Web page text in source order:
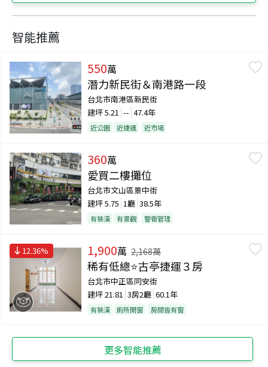
智能推薦
550萬
潛力新民街＆南港路一段
台北市南港區新民街
建坪5.21 -- 47.4年
近公園 近捷運 近市場
360萬
愛買二樓攤位
台北市文山區景中街
建坪5.75 1廳 38.5年
有裝潢 有景觀 警衛管理
12.36% 1,900萬 2,168萬
稀有低總⭐古亭捷運３房
台北市中正區同安街
建坪21.81 3房2廳 60.1年
有裝潢 廁所開窗 房間皆有窗
更多智能推薦